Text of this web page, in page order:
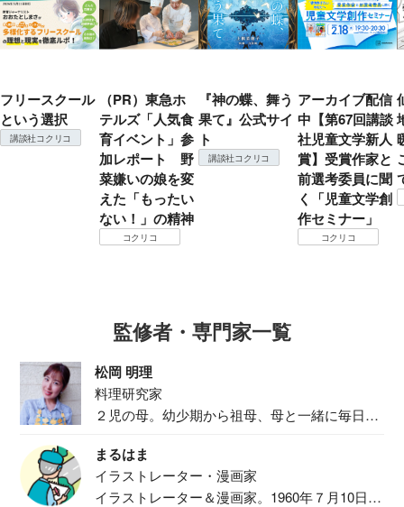
フリースクール
という選択
講談社コクリコ
（PR）東急ホ
テルズ「人気食
育イベント」参
加レポート 野
菜嫌いの娘を変
えた「もったい
ない！」の精神
コクリコ
『神の蝶、舞う
果て』公式サイ
ト
講談社コクリコ
アーカイブ配信
中【第67回講談
社児童文学新人
賞】受賞作家と
前選考委員に聞
く「児童文学創
作セミナー」
コクリコ
監修者・専門家一覧
松岡 明理
料理研究家
２児の母。幼少期から祖母、母と一緒に毎日の
まるはま
イラストレーター・漫画家
イラストレーター＆漫画家。1960年７月10日生